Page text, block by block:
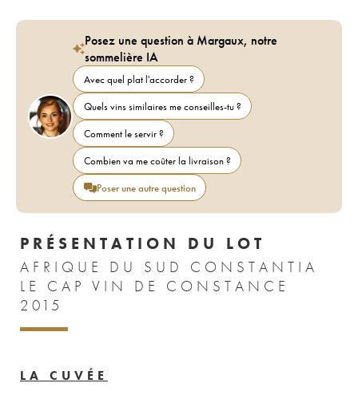
Posez une question à Margaux, notre
sommelière IA
Avec quel plat l'accorder ?
Quels vins similaires me conseilles-tu ?
Comment le servir ?
Combien va me coûter la livraison ?
Poser une autre question
PRÉSENTATION DU LOT
AFRIQUE DU SUD CONSTANTIA
LE CAP VIN DE CONSTANCE
2015
LA CUVÉE